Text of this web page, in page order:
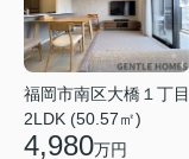
福岡市南区大橋１丁目
2LDK (50.57㎡)
4,980万円